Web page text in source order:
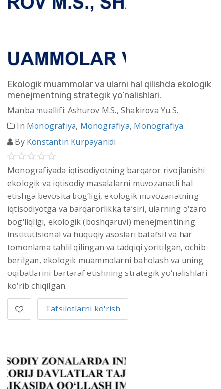
Ekologik muammolar va ularni hal qilishda ekologik
menejmentning strategik yo‘nalishlari.
Manba muallifi: Ashurov M.S., Shakirova Yu.S.
In Monografiya, Monografiya, Monografiya
By Konstantin Kurpayanidi
Monografiyada iqtisodiyotning barqaror rivojlanishi
ekologik va iqtisodiy masalalarni muvozanatli hal
etishga bevosita bog‘ligi, ekologik muvozanatning
iqtisodiyotga va barqarorlikka ta’siri, ularning o‘zaro
bog‘liqligi, ekologik (boshqaruvi) menejmentining
instituttsional va huquqiy asoslari batafsil va har
tomonlama tahlil qilingan va tadqiqi yoritilgan, ochib
berilgan, ekologik muammolarni baholash va uning
oqibatlarini bartaraf etishning strategik yo‘nalishlari
ko‘rib chiqilgan.
Tafsilotlarni ko'rish